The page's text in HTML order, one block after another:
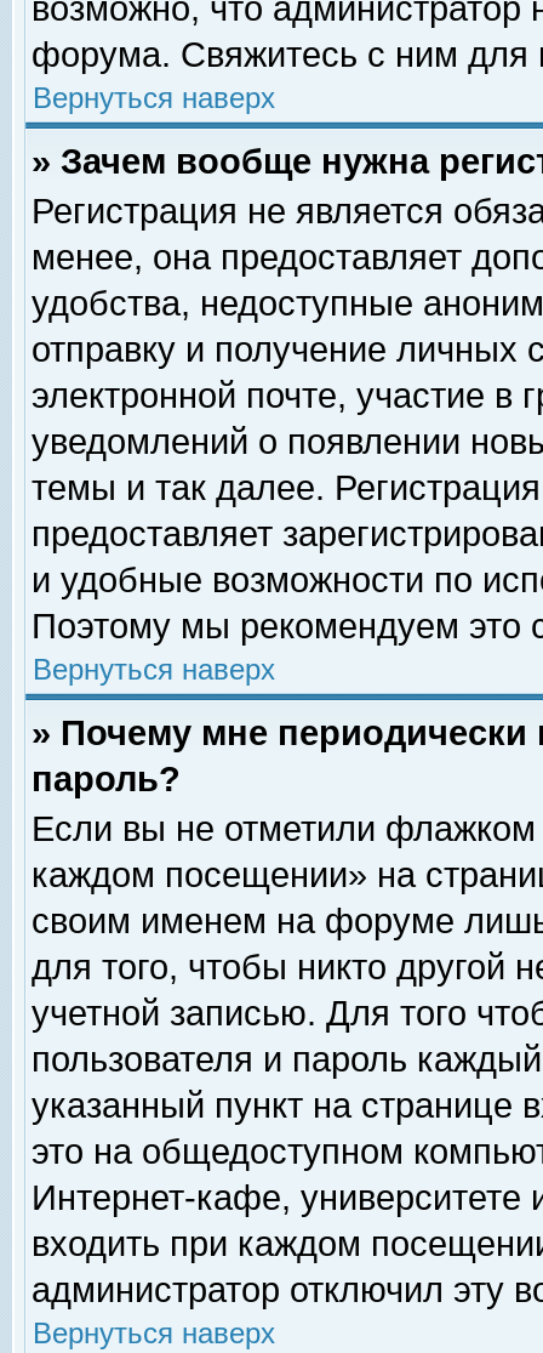
возможно, что
форума. Свяжитесь с ним для
Вернуться наверх
» Зачем вообще нужна
Регистрация не является
менее, она предоставляет
удобства, недоступные
отправку и получение личных
электронной почте, участие в
уведомлений о появлении
темы и так далее.
предоставляет
и удобные возможности по
Поэтому мы рекомендуем это
Вернуться наверх
» Почему мне
пароль?
Если вы не отметили флажком
каждом посещении» на
своим именем на форуме
для того, чтобы никто другой
учетной записью. Для того
пользователя и пароль
указанный пункт на
это на общедоступном
Интернет-кафе, университете
входить при каждом
администратор отключил эту
Вернуться наверх